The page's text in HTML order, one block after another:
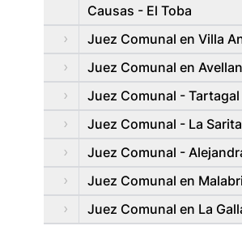
Causas - El Toba
Juez Comunal en Villa
Juez Comunal en
Juez Comunal - Tartagal
Juez Comunal - La Sarita
Juez Comunal -
Juez Comunal en
Juez Comunal en La